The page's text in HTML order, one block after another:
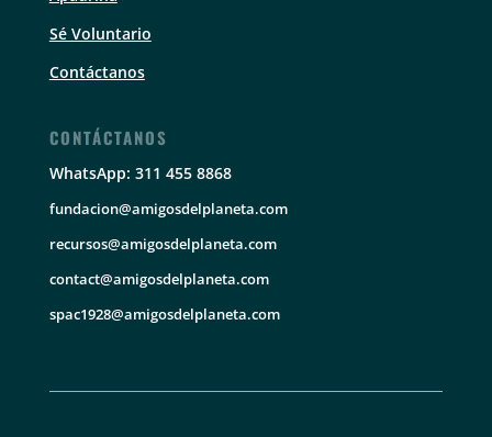
Sé Voluntario
Contáctanos
CONTÁCTANOS
WhatsApp: 311 455 8868
fundacion@amigosdelplaneta.com
recursos@amigosdelplaneta.com
contact@amigosdelplaneta.com
spac1928@amigosdelplaneta.com